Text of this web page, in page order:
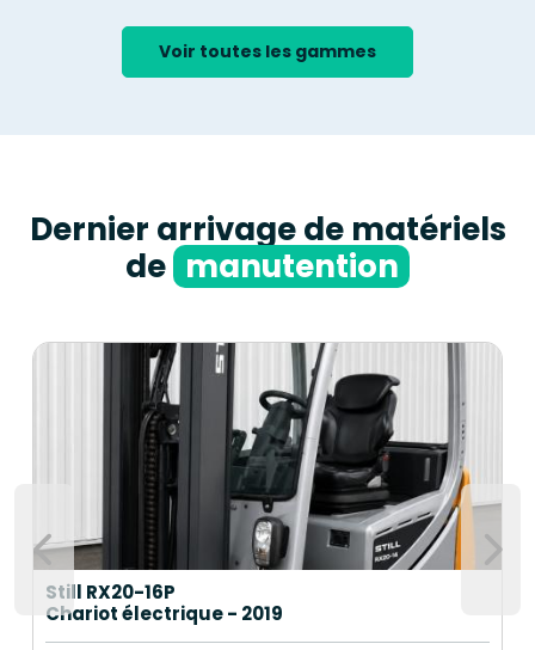
Voir toutes les gammes
Dernier arrivage de matériels
de manutention
Still RX20-16P
Chariot électrique - 2019